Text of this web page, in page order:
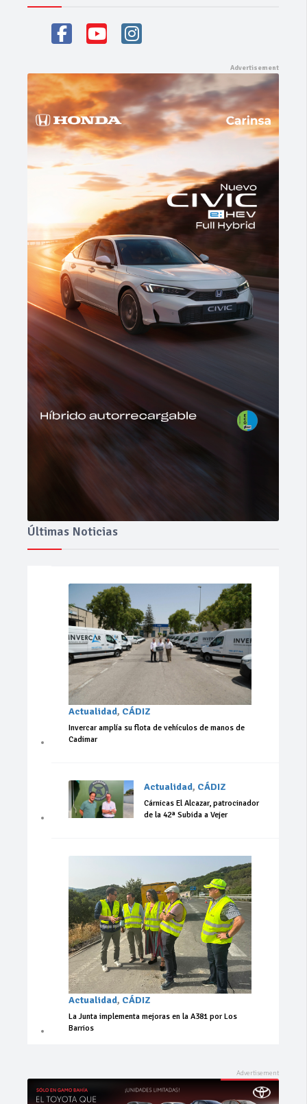
Últimas Noticias
Actualidad, CÁDIZ
Invercar amplía su flota de vehículos de manos de
Cadimar
Actualidad, CÁDIZ
Cárnicas El Alcazar, patrocinador
de la 42ª Subida a Vejer
Actualidad, CÁDIZ
La Junta implementa mejoras en la A381 por Los
Barrios